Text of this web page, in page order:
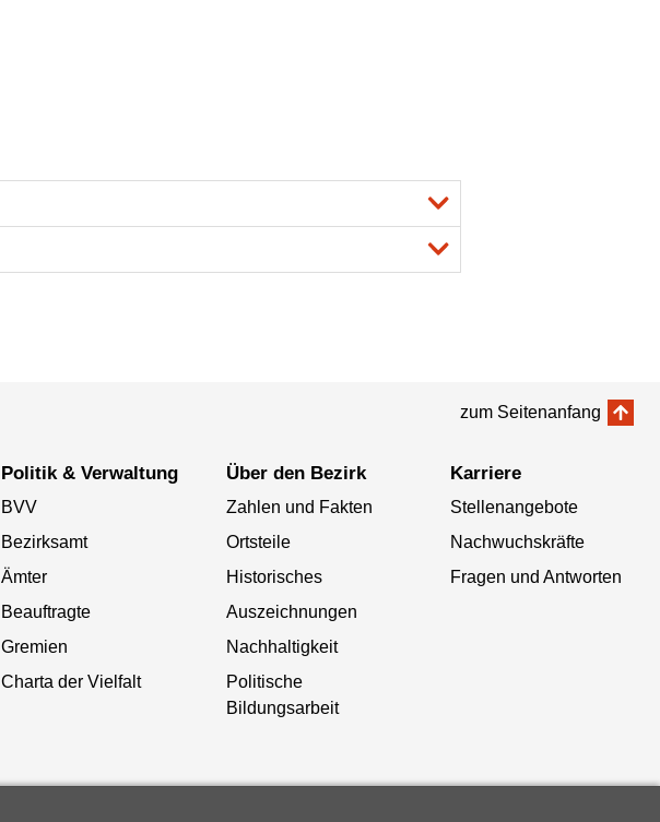
zum Seitenanfang
Politik & Verwaltung
BVV
Bezirksamt
Ämter
Beauftragte
Gremien
Charta der Vielfalt
Über den Bezirk
Zahlen und Fakten
Ortsteile
Historisches
Auszeichnungen
Nachhaltigkeit
Politische
Bildungsarbeit
Karriere
Stellenangebote
Nachwuchskräfte
Fragen und Antworten